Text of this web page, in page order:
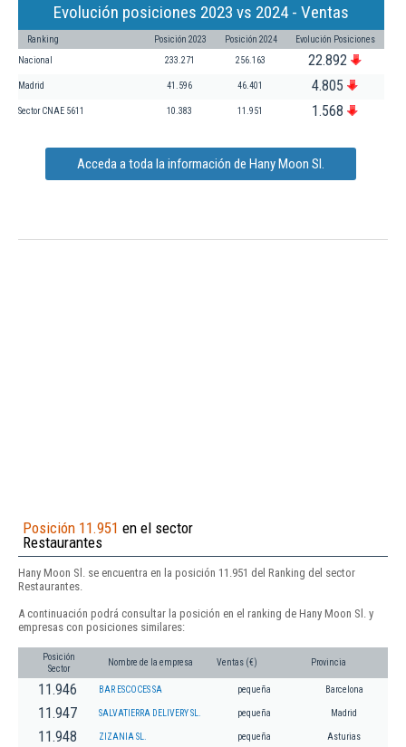
Evolución posiciones 2023 vs 2024 - Ventas
Ranking Posición 2023 Posición 2024 Evolución Posiciones
Nacional 233.271 256.163 22.892
Madrid 41.596 46.401 4.805
Sector CNAE 5611 10.383 11.951 1.568
Acceda a toda la información de Hany Moon Sl.
Posición 11.951 en el sector
Restaurantes
Hany Moon Sl. se encuentra en la posición 11.951 del Ranking del sector
Restaurantes.
A continuación podrá consultar la posición en el ranking de Hany Moon Sl. y
empresas con posiciones similares:
Posición
Sector
Nombre de la empresa Ventas (€) Provincia
11.946 BAR ESCOCES SA pequeña Barcelona
11.947 SALVATIERRA DELIVERY SL. pequeña Madrid
11.948 ZIZANIA SL. pequeña Asturias